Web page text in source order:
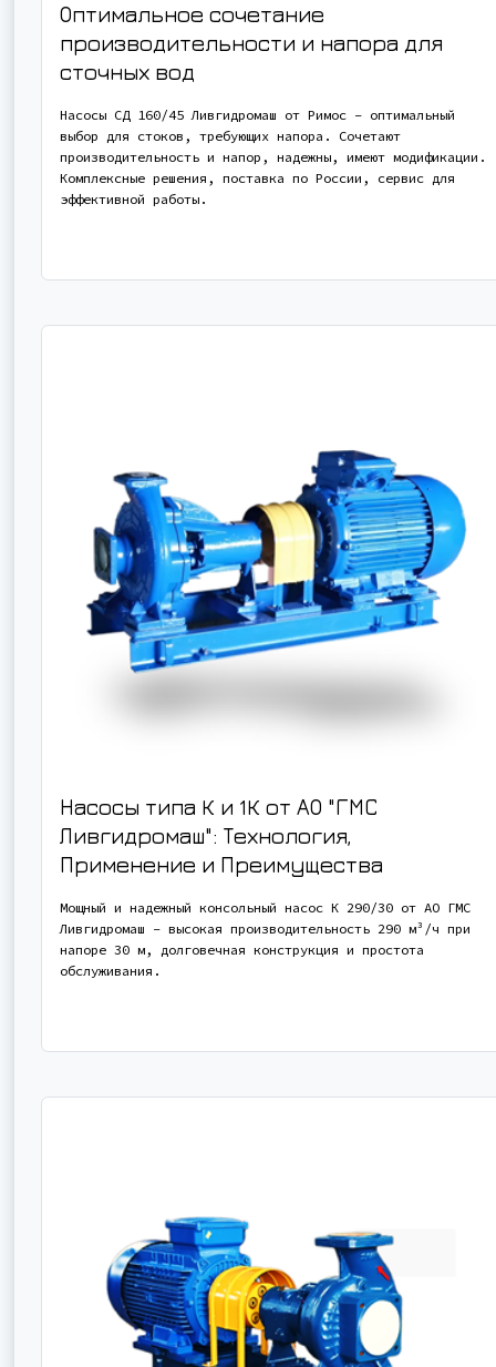
Оптимальное сочетание
производительности и напора для
сточных вод
Насосы СД 160/45 Ливгидромаш от Римос – оптимальный
выбор для стоков, требующих напора. Сочетают
производительность и напор, надежны, имеют модификации.
Комплексные решения, поставка по России, сервис для
эффективной работы.
Насосы типа К и 1К от АО "ГМС
Ливгидромаш": Технология,
Применение и Преимущества
Мощный и надежный консольный насос К 290/30 от АО ГМС
Ливгидромаш - высокая производительность 290 м³/ч при
напоре 30 м, долговечная конструкция и простота
обслуживания.